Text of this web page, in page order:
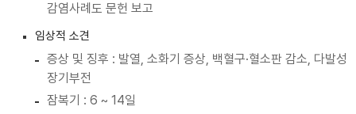
감염사례도 문헌 보고
임상적 소견
증상 및 징후 : 발열, 소화기 증상, 백혈구·혈소판 감소, 다발성
장기부전
잠복기 : 6 ~ 14일